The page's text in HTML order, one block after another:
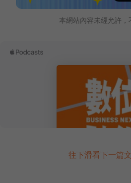
本網站內容未經允許，
往下滑看下一篇